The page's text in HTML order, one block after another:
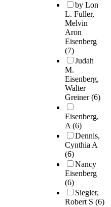
by Lon
L. Fuller,
Melvin
Aron
Eisenberg
(7)
Judah
M.
Eisenberg,
Walter
Greiner(6)
Eisenberg,
A(6)
Dennis,
Cynthia A
(6)
Nancy
Eisenberg
(6)
Siegler,
Robert S (6)